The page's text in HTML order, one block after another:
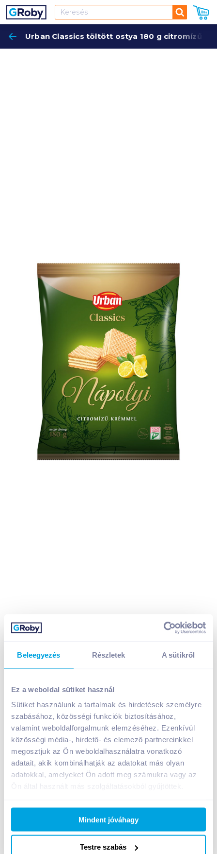
Beleegyezés Részletek A sütikről
Ez a weboldal sütiket használ
Sütiket használunk a tartalmak és hirdetések személyre
szabásához, közösségi funkciók biztosításához,
valamint weboldalforgalmunk elemzéséhez. Ezenkívül
közösségi média-, hirdető- és elemező partnereinkkel
megosztjuk az Ön weboldalhasználatra vonatkozó
adatait, akik kombinálhatják az adatokat más olyan
adatokkal, amelyeket Ön adott meg számukra vagy az
Mindent jóváhagy
Testre szabás
Keresés
Urban Classics töltött ostya 180 g citromízű
559Ft /
Egységár: 3 106Ft /kg
Nettó eladási ár: 440Ft /db(27% áfa)
Kosárba
1 karton = 12 db
Bevásárlólistához adom Értesíts, ha olcsóbb!